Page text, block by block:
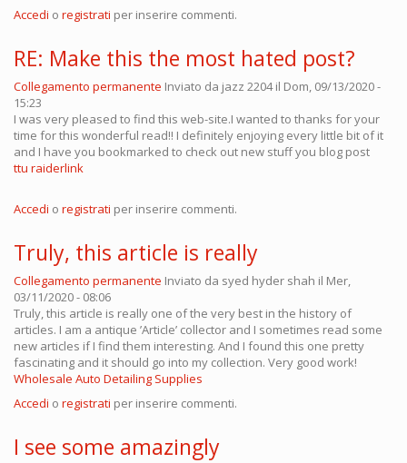
Accedi o registrati per inserire commenti.
RE: Make this the most hated post?
Collegamento permanente Inviato da jazz 2204il Dom, 09/13/2020 -
15:23
I was very pleased to find this web-site.I wanted to thanks for your
time for this wonderful read!! I definitely enjoying every little bit of it
and I have you bookmarked to check out new stuff you blog post
ttu raiderlink
Accedi o registrati per inserire commenti.
Truly, this article is really
Collegamento permanente Inviato da syed hyder shah il Mer,
03/11/2020 - 08:06
Truly, this article is really one of the very best in the history of
articles. I am a antique ’Article’ collector and I sometimes read some
new articles if I find them interesting. And I found this one pretty
fascinating and it should go into my collection. Very good work!
Wholesale Auto Detailing Supplies
Accedi o registrati per inserire commenti.
I see some amazingly